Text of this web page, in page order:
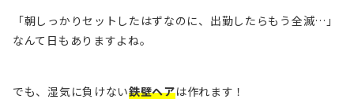
「朝しっかりセットしたはずなのに、出勤したらもう全滅…」
なんて日もありますよね。
でも、湿気に負けない鉄壁ヘアは作れます！